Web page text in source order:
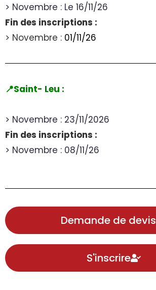
> Novembre : Le 16/11/26
Fin des inscriptions :
> Novembre : 01/11/26
📍Saint- Leu :
> Novembre : 23/11/2026
Fin des inscriptions :
> Novembre : 08/11/26
Demande de devis
S'inscrire